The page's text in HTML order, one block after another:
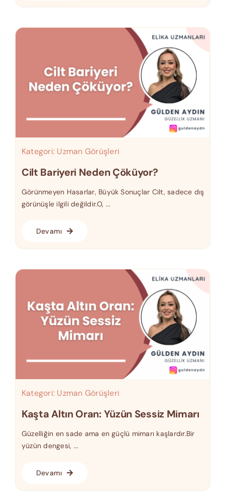
Kategori: Uzman Görüşleri
Cilt Bariyeri Neden Çöküyor?
Görünmeyen Hasarlar, Büyük Sonuçlar Cilt, sadece dış
görünüşle ilgili değildir.O, ...
Devamı
Kategori: Uzman Görüşleri
Kaşta Altın Oran: Yüzün Sessiz Mimarı
Güzelliğin en sade ama en güçlü mimarı kaşlardır.Bir
yüzün dengesi, ...
Devamı